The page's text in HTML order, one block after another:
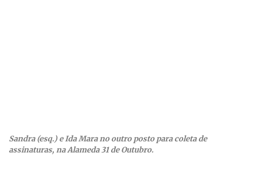
Sandra (esq.) e Ida Mara no outro posto para coleta de
assinaturas, na Alameda 31 de Outubro.